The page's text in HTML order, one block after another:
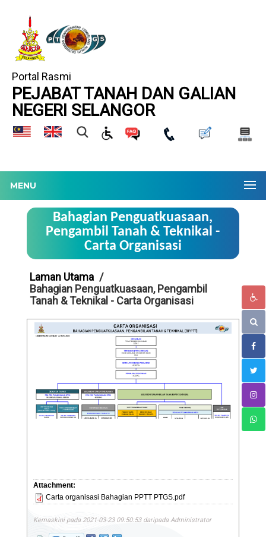
Portal Rasmi
PEJABAT TANAH DAN GALIAN
NEGERI SELANGOR
MENU
Bahagian Penguatkuasaan,
Pengambil Tanah & Teknikal -
Carta Organisasi
Laman Utama
Bahagian Penguatkuasaan, Pengambil
Tanah & Teknikal - Carta Organisasi
Attachment:
Carta organisasi Bahagian PPTT PTGS.pdf
Kemaskini pada 2021-03-23 09:50:53 daripada Administrator